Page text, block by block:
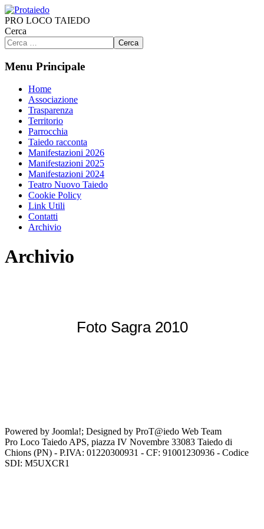
PRO LOCO TAIEDO
Cerca
Cerca
Menu Principale
Home
Associazione
Trasparenza
Territorio
Parrocchia
Taiedo racconta
Manifestazioni 2026
Manifestazioni 2025
Manifestazioni 2024
Teatro Nuovo Taiedo
Cookie Policy
Link Utili
Contatti
Archivio
Archivio
Foto Sagra 2010
Powered by Joomla!; Designed by ProT@iedo Web Team
Pro Loco Taiedo APS, piazza IV Novembre 33083 Taiedo di
Chions (PN) - P.IVA: 01220300931 - CF: 91001230936 - Codice
SDI: M5UXCR1